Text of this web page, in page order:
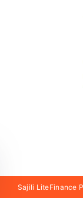
Sajili LiteFinance